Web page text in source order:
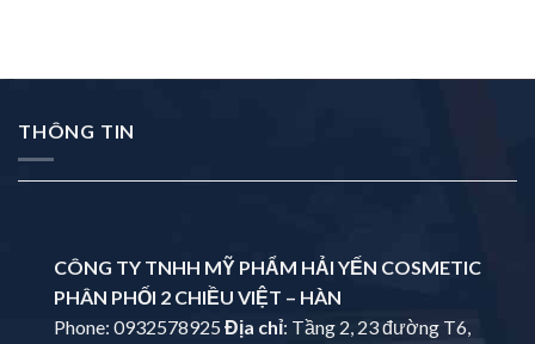
THÔNG TIN
CÔNG TY TNHH MỸ PHẨM HẢI YẾN COSMETIC
PHÂN PHỐI 2 CHIỀU VIỆT – HÀN
Phone: 0932578925Địa chỉ: Tầng 2, 23 đường T6,